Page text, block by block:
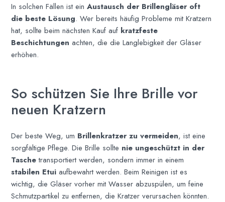
In solchen Fällen ist einAustausch der Brillengläser oft
die beste Lösung. Wer bereits häufig Probleme mit Kratzern
hat, sollte beim nächsten Kauf auf kratzfeste
Beschichtungen achten, die die Langlebigkeit der Gläser
erhöhen.
So schützen Sie Ihre Brille vor
neuen Kratzern
Der beste Weg, um Brillenkratzer zu vermeiden, ist eine
sorgfältige Pflege. Die Brille sollte nie ungeschützt in der
Taschetransportiert werden, sondern immer in einem
stabilen Etui aufbewahrt werden. Beim Reinigen ist es
wichtig, die Gläser vorher mit Wasser abzuspülen, um feine
Schmutzpartikel zu entfernen, die Kratzer verursachen könnten.